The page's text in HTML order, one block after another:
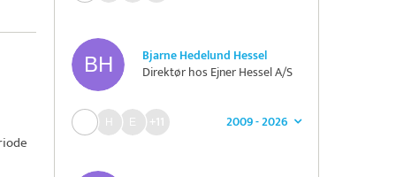
Bjarne Hedelund Hessel
Direktør hos Ejner Hessel A/S
2009 - 2026
+11